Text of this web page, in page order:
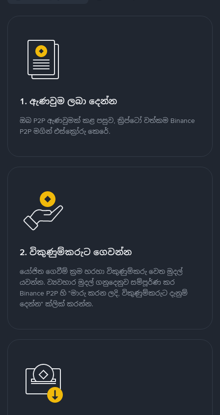
1. ඇණවුම ලබා දෙන්න
ඔබ P2P ඇණවුමක් කළ පසුව, ක්‍රිප්ටෝ වත්කම Binance
P2P මගින් එස්ක්‍රෝරු කෙරේ.
2. විකුණුම්කරුට ගෙවන්න
යෝජිත ගෙවීම් ක්‍රම හරහා විකුණුම්කරු වෙත මුදල්
යවන්න. ව්‍යවහාර මුදල් ගනුදෙනුව සම්පූර්ණ කර
Binance P2P හි "මාරු කරන ලදි, විකුණුම්කරුට දැනුම්
දෙන්න" ක්ලික් කරන්න.